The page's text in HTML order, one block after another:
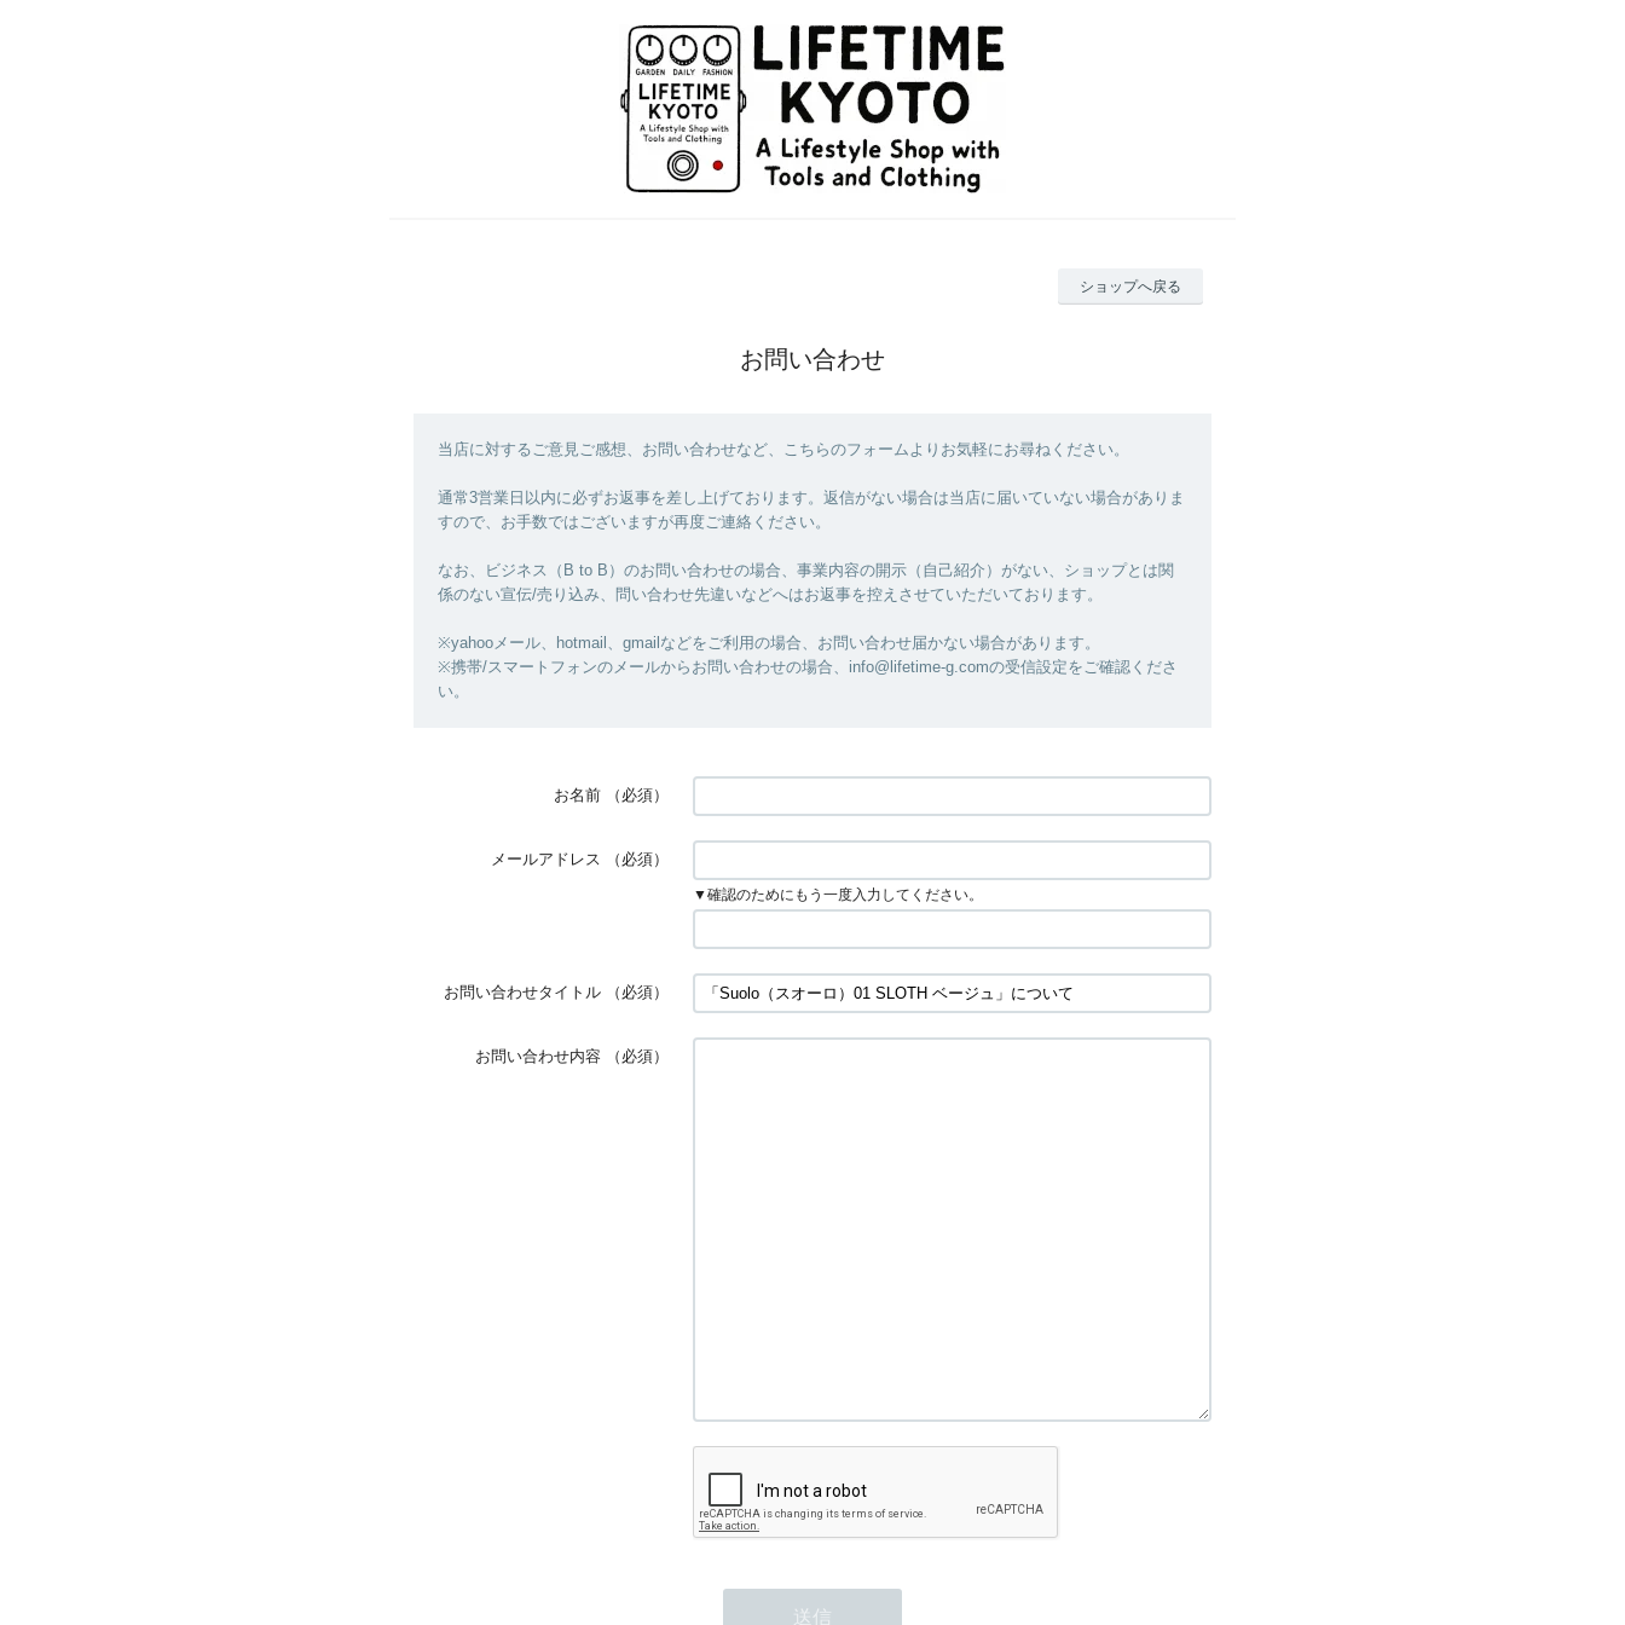
ショップへ戻る
お問い合わせ
当店に対するご意見ご感想、お問い合わせなど、こちらのフォームよりお気軽にお尋ねください。
通常3営業日以内に必ずお返事を差し上げております。返信がない場合は当店に届いていない場合がありま
すので、お手数ではございますが再度ご連絡ください。
なお、ビジネス（B to B）のお問い合わせの場合、事業内容の開示（自己紹介）がない、ショップとは関
係のない宣伝/売り込み、問い合わせ先違いなどへはお返事を控えさせていただいております。
※yahooメール、hotmail、gmailなどをご利用の場合、お問い合わせ届かない場合があります。
※携帯/スマートフォンのメールからお問い合わせの場合、info@lifetime-g.comの受信設定をご確認くださ
い。
お名前 （必須）
メールアドレス （必須）
▼確認のためにもう一度入力してください。
お問い合わせタイトル （必須）
お問い合わせ内容 （必須）